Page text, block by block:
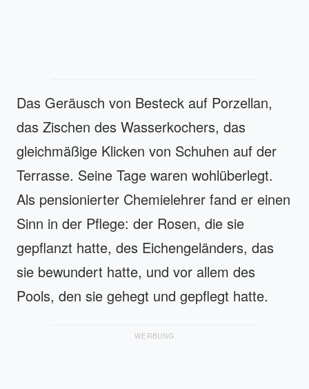
Das Geräusch von Besteck auf Porzellan,
das Zischen des Wasserkochers, das
gleichmäßige Klicken von Schuhen auf der
Terrasse. Seine Tage waren wohlüberlegt.
Als pensionierter Chemielehrer fand er einen
Sinn in der Pflege: der Rosen, die sie
gepflanzt hatte, des Eichengeländers, das
sie bewundert hatte, und vor allem des
Pools, den sie gehegt und gepflegt hatte.
WERBUNG